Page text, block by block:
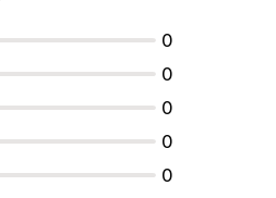
0
0
0
0
0